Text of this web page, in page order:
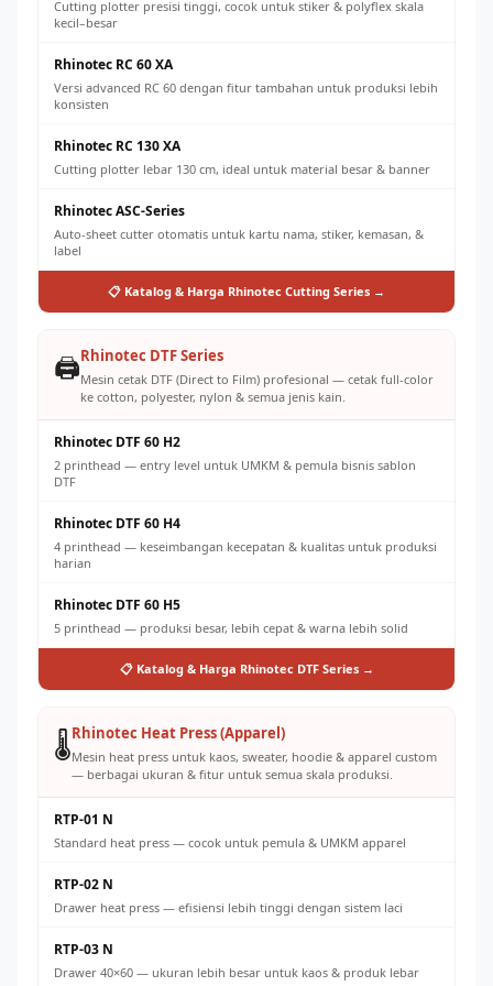
Cutting plotter presisi tinggi, cocok untuk stiker & polyflex skala
kecil–besar
Rhinotec RC 60 XA
Versi advanced RC 60 dengan fitur tambahan untuk produksi lebih
konsisten
Rhinotec RC 130 XA
Cutting plotter lebar 130 cm, ideal untuk material besar & banner
Rhinotec ASC-Series
Auto-sheet cutter otomatis untuk kartu nama, stiker, kemasan, &
label
📋 Katalog & Harga Rhinotec Cutting Series →
🖨️Rhinotec DTF Series
Mesin cetak DTF (Direct to Film) profesional — cetak full-color
ke cotton, polyester, nylon & semua jenis kain.
Rhinotec DTF 60 H2
2 printhead — entry level untuk UMKM & pemula bisnis sablon
DTF
Rhinotec DTF 60 H4
4 printhead — keseimbangan kecepatan & kualitas untuk produksi
harian
Rhinotec DTF 60 H5
5 printhead — produksi besar, lebih cepat & warna lebih solid
📋 Katalog & Harga Rhinotec DTF Series →
🌡️Rhinotec Heat Press (Apparel)
Mesin heat press untuk kaos, sweater, hoodie & apparel custom
— berbagai ukuran & fitur untuk semua skala produksi.
RTP-01 N
Standard heat press — cocok untuk pemula & UMKM apparel
RTP-02 N
Drawer heat press — efisiensi lebih tinggi dengan sistem laci
RTP-03 N
Drawer 40×60 — ukuran lebih besar untuk kaos & produk lebar